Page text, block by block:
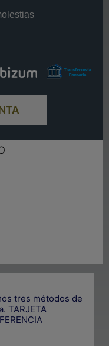
tres métodos de
TARJETA